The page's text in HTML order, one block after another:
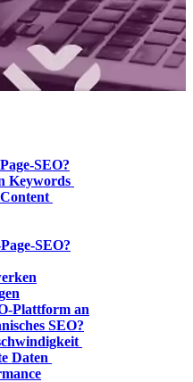
SEO?
Keywords
SEO?
Plattform an
SEO?
Daten